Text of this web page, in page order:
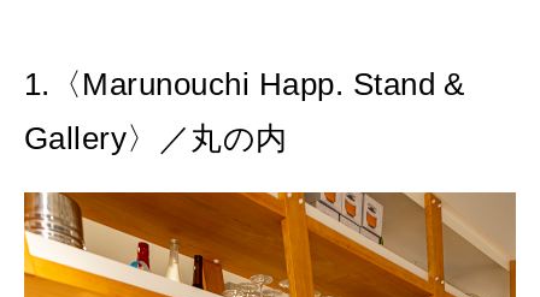
2026年6月号「大銀座 トレンドが生まれる 新しい一流店へ。」
2026年5月号「“大好き”に出会いに。韓国」
2026年4月号「未来をつくる、学びの教科書。」
2026年3月号「スイーツ予想図 2026」
FOLLOW US!
1.〈Marunouchi Happ. Stand &
Gallery〉／丸の内